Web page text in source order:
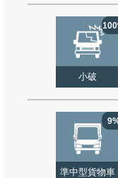
小破
準中型貨物車